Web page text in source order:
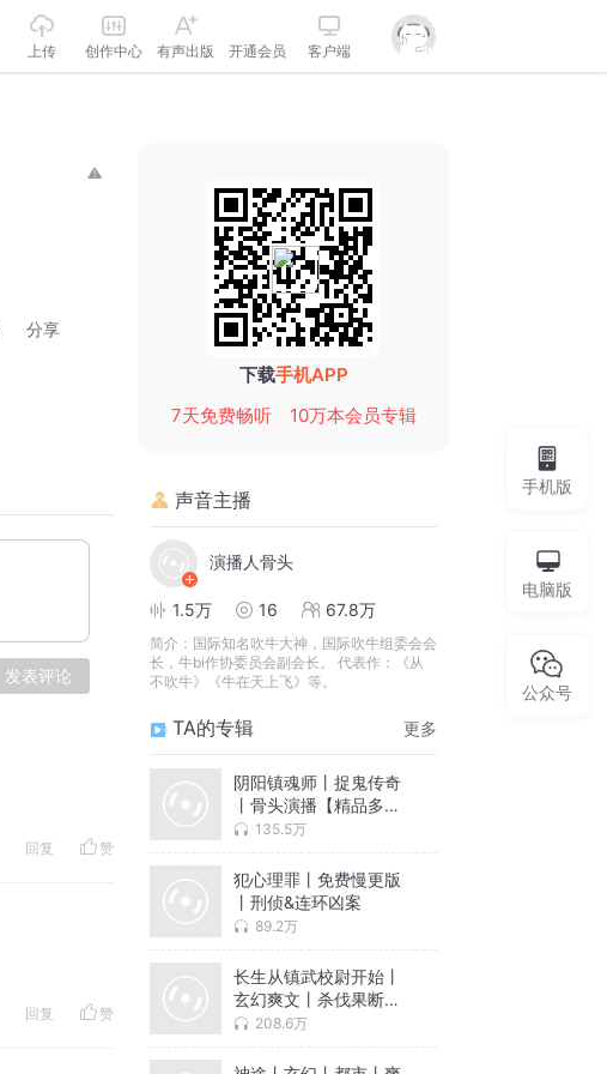
上传 创作中心 有声出版 开通会员 客户端
分享
发表评论
回复 赞
回复 赞
下载手机APP
7天免费畅听
10万本会员专辑
声音主播
演播人骨头
1.5万 16 67.8万
简介： 国际知名吹牛大神，国际吹牛组委会会
长，牛bi作协委员会副会长。 代表作：《从
不吹牛》《牛在天上飞》等。
TA的专辑 更多
阴阳镇魂师丨捉鬼传奇
丨骨头演播【精品多
播】135.5万
犯心理罪丨免费慢更版
丨刑侦&连环凶案
89.2万
长生从镇武校尉开始丨
玄幻爽文丨杀伐果断丨
系统丨拒绝圣母
208.6万
手机版
电脑版
公众号